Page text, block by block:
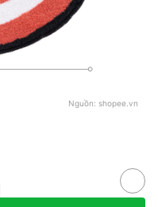
Nguồn: shopee.vn